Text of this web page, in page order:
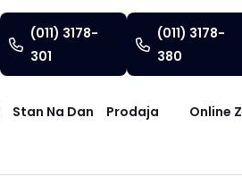
(011) 3178-
301
(011) 3178-
380
Stan Na Dan Prodaja
Online